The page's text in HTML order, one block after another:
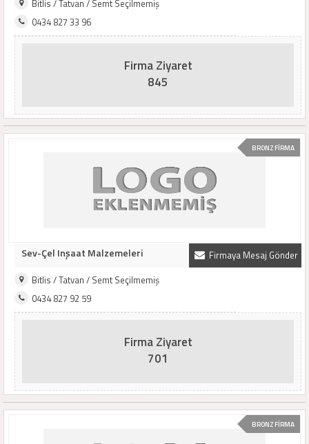
Bitlis / Tatvan / Semt Seçilmemiş
0434 827 33 96
Firma Ziyaret
845
BRONZ FİRMA
Firmaya Mesaj Gönder
Sev-Çel Inşaat Malzemeleri
Bitlis / Tatvan / Semt Seçilmemiş
0434 827 92 59
Firma Ziyaret
701
BRONZ FİRMA